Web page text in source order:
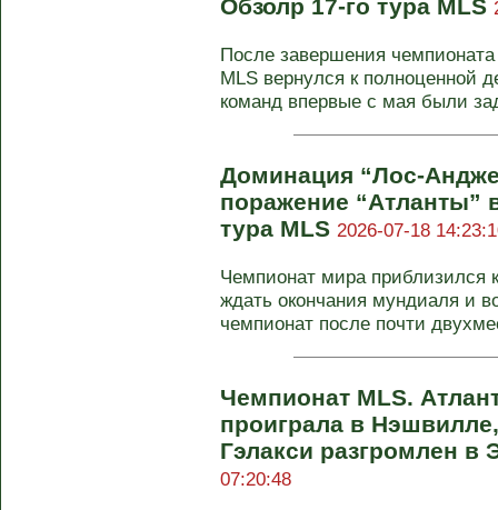
Обзолр 17-го тура MLS
После завершения
MLS вернулся к полноценной
команд впервые с мая были
Доминация “Лос-
поражение “Атланты”
тура MLS 2026-07-18
Чемпионат мира приблизился
ждать окончания мундиаля и
чемпионат после почти
Чемпионат MLS.
проиграла в
Гэлакси разгромлен в
07:20:48